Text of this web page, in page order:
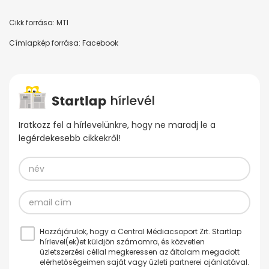
Cikk forrása: MTI
Címlapkép forrása: Facebook
Iratkozz fel a hírlevelünkre, hogy ne maradj le a
legérdekesebb cikkekről!
Hozzájárulok, hogy a Central Médiacsoport Zrt. Startlap
hírlevel(ek)et küldjön számomra, és közvetlen
üzletszerzési céllal megkeressen az általam megadott
elérhetőségeimen saját vagy üzleti partnerei ajánlatával.